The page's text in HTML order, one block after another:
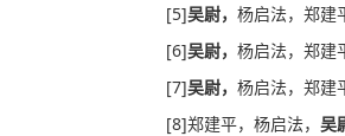
[5]吴尉， 杨启法，郑建
[6]吴尉， 杨启法，郑建
[7]吴尉， 杨启法，郑建
[8]郑建平，杨启法， 吴